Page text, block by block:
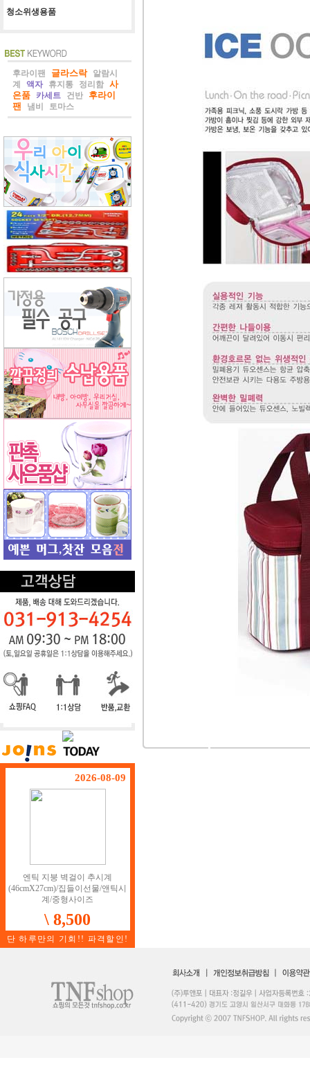
청소위생용품
후라이팬 글라스락
알람시
계
액자 휴지통 정리함
사
은품
카세트 건반
후라이
팬
냄비 토마스
2026-08-09
엔틱 지붕 벽걸이 추시계
(46cmX27cm)/집들이선물/앤틱시
계/중형사이즈
\ 8,500
단 하루만의 기회!! 파격할인!